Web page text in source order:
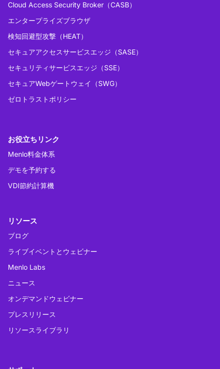
Cloud Access Security Broker（CASB）
エンタープライズブラウザ
検知回避型攻撃（HEAT）
セキュアアクセスサービスエッジ（SASE）
セキュリティサービスエッジ（SSE）
セキュアWebゲートウェイ（SWG）
ゼロトラストポリシー
お役立ちリンク
Menlo料金体系
デモを予約する
VDI節約計算機
リソース
ブログ
ライブイベントとウェビナー
Menlo Labs
ニュース
オンデマンドウェビナー
プレスリリース
リソースライブラリ